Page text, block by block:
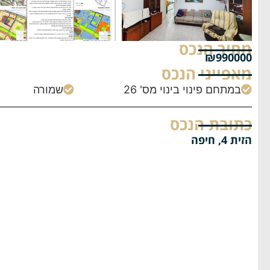
מחיר הנכס
₪990000
מאפייני הנכס
במתחם פינוי בינוי מס' 26 שמורה
כתובת הנכס
הזית 4, חיפה